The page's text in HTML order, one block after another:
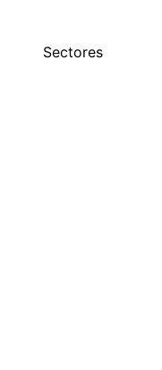
Sectores